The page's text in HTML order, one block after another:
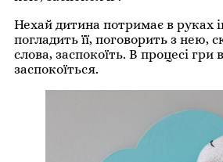
Нехай дитина потримає в руках
погладить її, поговорить з нею,
слова, заспокоїть. В процесі гри
заспокоїться.